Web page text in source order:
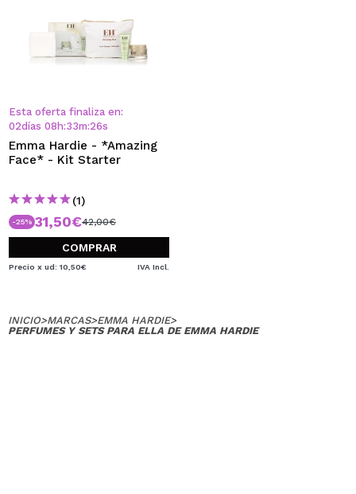
No tengo cuenta aquí
Al crear una cuenta en Maquillalia.com podrás realizar
tus compras rápidamente, revisar el estado de tus
Esta oferta finaliza en:
02días 08 h:33m:26s
Emma Hardie - *Amazing
Face* - Kit Starter
(1)
-25% 31,50€42,00€
COMPRAR
Precio x ud: 10,50€ IVA Incl.
INICIO>MARCAS>EMMA HARDIE>
PERFUMES Y SETS PARA ELLA DE EMMA HARDIE